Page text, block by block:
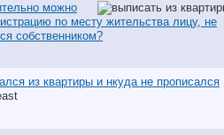
можно
по месту жительства лицу, не
собственником?
из квартиры и нкуда не прописался